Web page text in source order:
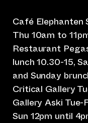
Café Elephanten
Thu 10am to
Restaurant
lunch 10.30-15,
and Sunday
Critical Gallery
Gallery Aski
Sun 12pm until